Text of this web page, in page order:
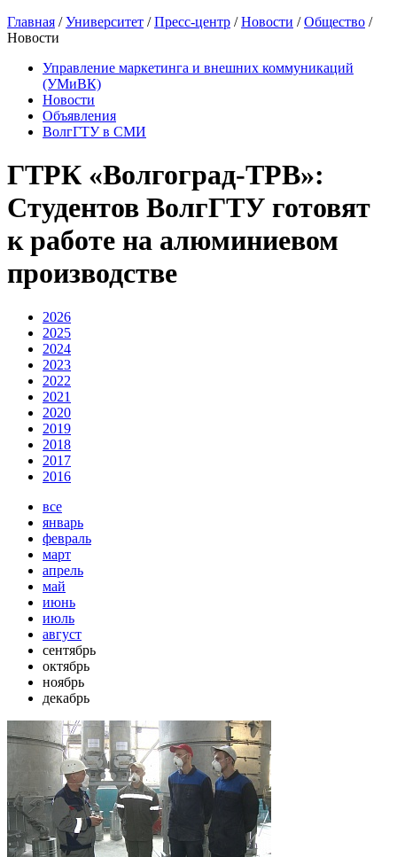
Главная /Университет /Пресс-центр /Новости /Общество /
Новости
Управление маркетинга и внешних коммуникаций
(УМиВК)
Новости
Объявления
ВолгГТУ в СМИ
ГТРК «Волгоград-ТРВ»:
Студентов ВолгГТУ готовят
к работе на алюминиевом
производстве
2026
2025
2024
2023
2022
2021
2020
2019
2018
2017
2016
все
январь
февраль
март
апрель
май
июнь
июль
август
сентябрь
октябрь
ноябрь
декабрь